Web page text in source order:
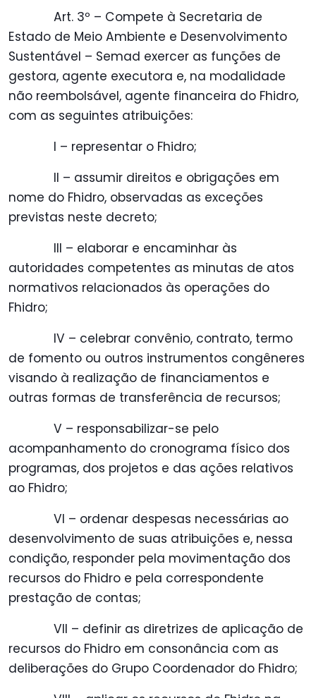
Art. 3º – Compete à Secretaria de
Estado de Meio Ambiente e Desenvolvimento
Sustentável – Semad exercer as funções de
gestora, agente executora e, na modalidade
não reembolsável, agente financeira do Fhidro,
com as seguintes atribuições:
I – representar o Fhidro;
II – assumir direitos e obrigações em
nome do Fhidro, observadas as exceções
previstas neste decreto;
III – elaborar e encaminhar às
autoridades competentes as minutas de atos
normativos relacionados às operações do
Fhidro;
IV – celebrar convênio, contrato, termo
de fomento ou outros instrumentos congêneres
visando à realização de financiamentos e
outras formas de transferência de recursos;
V – responsabilizar-se pelo
acompanhamento do cronograma físico dos
programas, dos projetos e das ações relativos
ao Fhidro;
VI – ordenar despesas necessárias ao
desenvolvimento de suas atribuições e, nessa
condição, responder pela movimentação dos
recursos do Fhidro e pela correspondente
prestação de contas;
VII – definir as diretrizes de aplicação de
recursos do Fhidro em consonância com as
deliberações do Grupo Coordenador do Fhidro;